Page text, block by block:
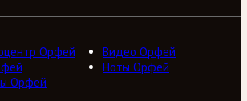
Орфей
Видео Орфей
Ноты Орфей
Орфей